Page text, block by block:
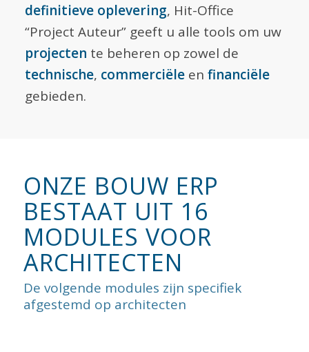
definitieve oplevering, Hit-Office
“Project Auteur” geeft u alle tools om uw
projecten te beheren op zowel de
technische, commerciëleen financiële
gebieden.
ONZE BOUW ERP
BESTAAT UIT 16
MODULES VOOR
ARCHITECTEN
De volgende modules zijn specifiek
afgestemd op architecten